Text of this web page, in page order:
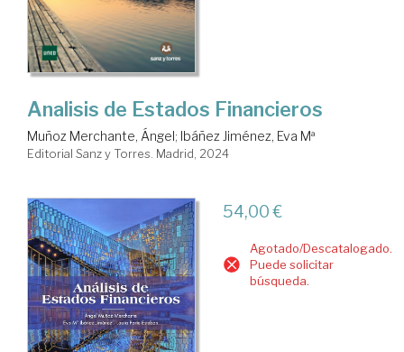
Analisis de Estados Financieros
Muñoz Merchante, Ángel; Ibáñez Jiménez, Eva Mª
Editorial Sanz y Torres. Madrid, 2024
54,00 €
Agotado/Descatalogado.
Puede solicitar
búsqueda.